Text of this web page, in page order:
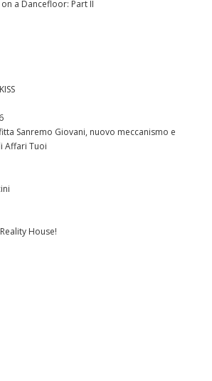
a Dancefloor: Part II
Sanremo Giovani, nuovo meccanismo e
Affari Tuoi
House!